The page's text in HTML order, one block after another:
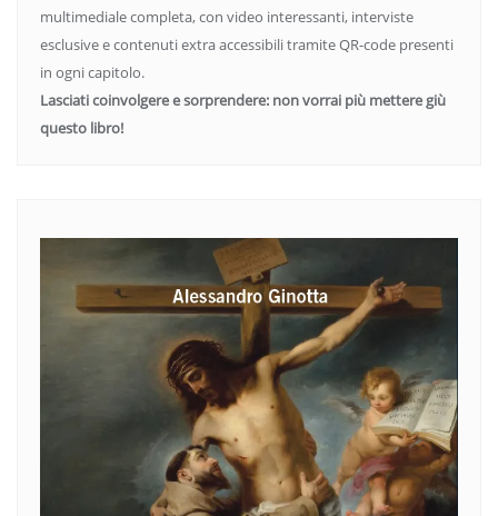
multimediale completa, con video interessanti, interviste
esclusive e contenuti extra accessibili tramite QR-code presenti
in ogni capitolo.
Lasciati coinvolgere e sorprendere: non vorrai più mettere giù
questo libro!